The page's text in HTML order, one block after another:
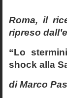
Roma, il
ripreso
“Lo
shock alla
di Marco